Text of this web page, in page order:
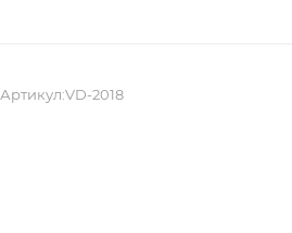
Артикул:VD-2018